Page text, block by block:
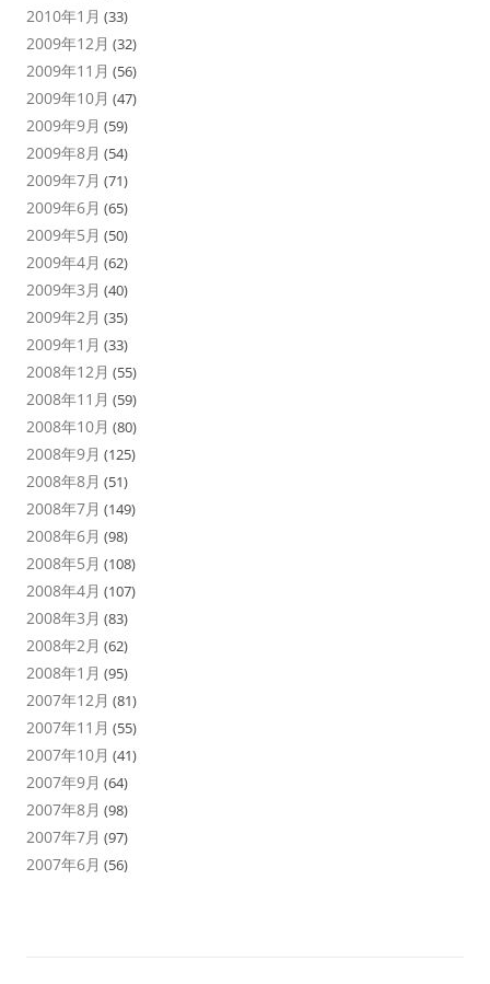
2010年1月 (33)
2009年12月 (32)
2009年11月 (56)
2009年10月 (47)
2009年9月 (59)
2009年8月 (54)
2009年7月 (71)
2009年6月 (65)
2009年5月 (50)
2009年4月 (62)
2009年3月 (40)
2009年2月 (35)
2009年1月 (33)
2008年12月 (55)
2008年11月 (59)
2008年10月 (80)
2008年9月 (125)
2008年8月 (51)
2008年7月 (149)
2008年6月 (98)
2008年5月 (108)
2008年4月 (107)
2008年3月 (83)
2008年2月 (62)
2008年1月 (95)
2007年12月 (81)
2007年11月 (55)
2007年10月 (41)
2007年9月 (64)
2007年8月 (98)
2007年7月 (97)
2007年6月 (56)